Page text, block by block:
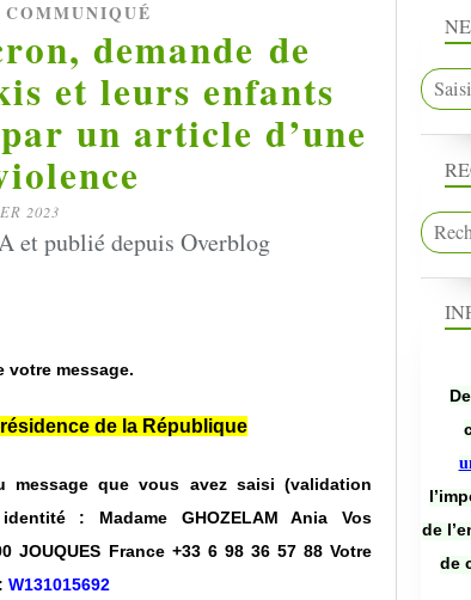
COMMUNIQUÉ
demande de
et leurs enfants
un article d’une
2023
et publié depuis Overblog
votre message.
de la République
que vous avez saisi (validation
: Madame GHOZELAM Ania Vos
JOUQUES France +33 6 98 36 57 88Votre
W131015692
de
de